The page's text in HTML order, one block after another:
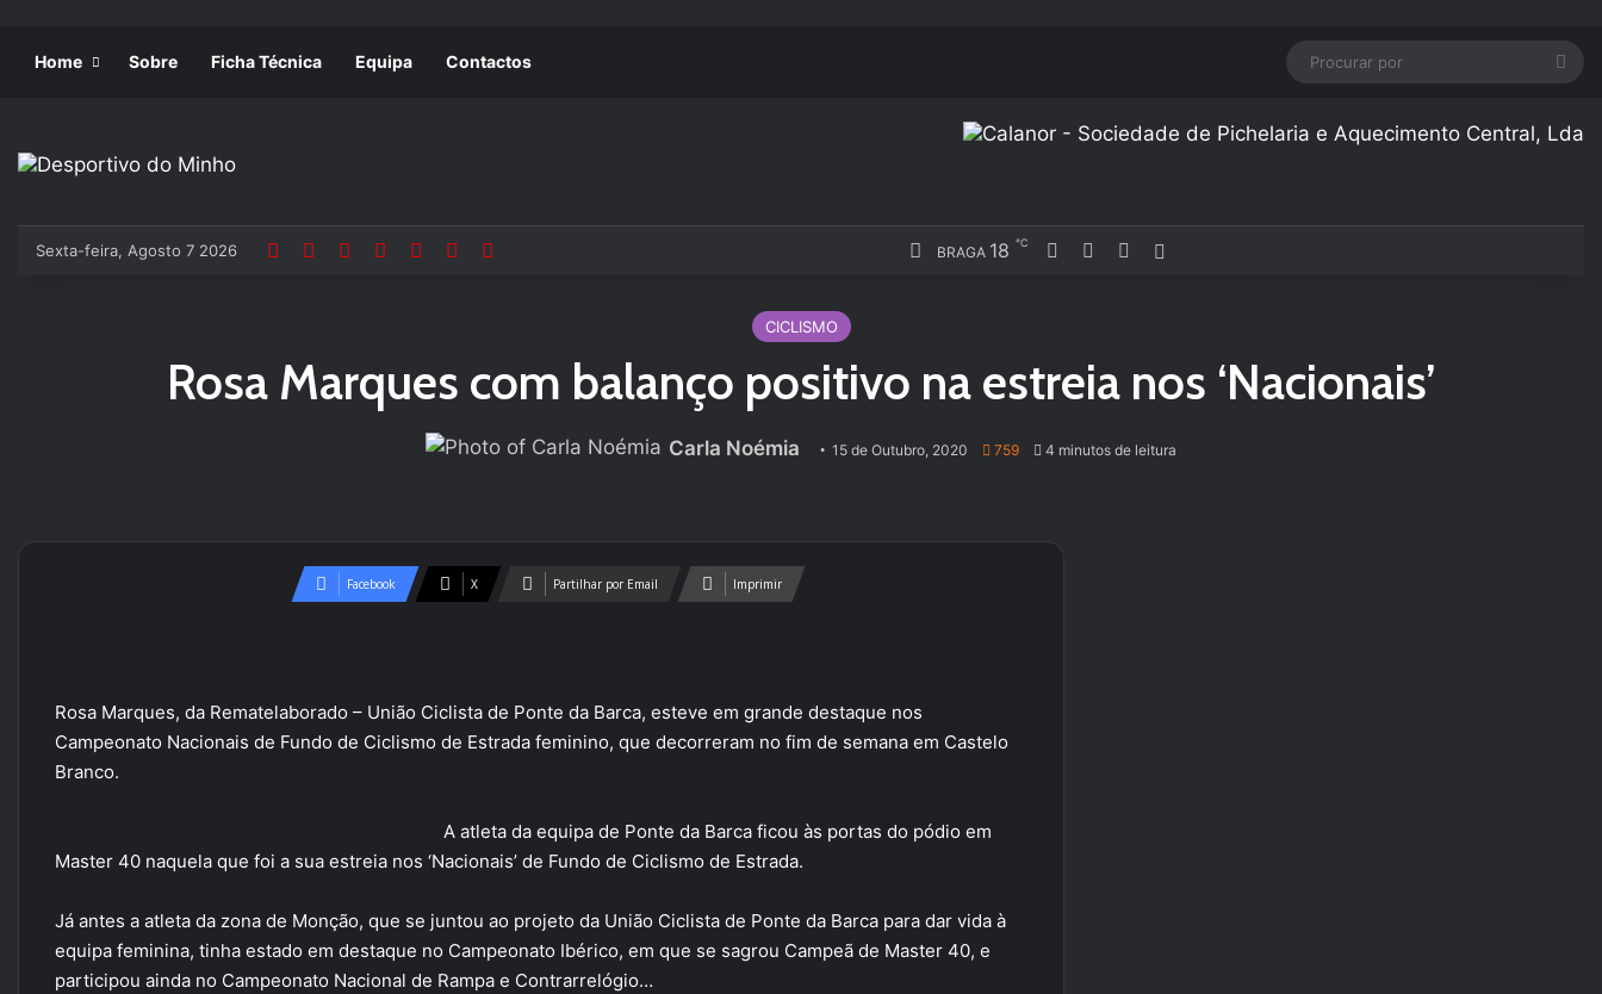
Home Sobre Ficha Técnica Equipa Contactos
Sexta-feira, Agosto 7 2026 BRAGA 18 ℃ FacebookYouTubeInstagram
CICLISMO
Rosa Marques com balanço positivo na estreia nos ‘Nacionais’
Carla Noémia 15 de Outubro, 2020 759 4 minutos de leitura
Facebook X Partilhar por Email Imprimir
Rosa Marques, da Rematelaborado – União Ciclista de Ponte da Barca, esteve em grande destaque nos
Campeonato Nacionais de Fundo de Ciclismo de Estrada feminino, que decorreram no fim de semana em Castelo
Branco.
A atleta da equipa de Ponte da Barca ficou às portas do pódio em
Master 40 naquela que foi a sua estreia nos ‘Nacionais’ de Fundo de Ciclismo de Estrada.
Já antes a atleta da zona de Monção, que se juntou ao projeto da União Ciclista de Ponte da Barca para dar vida à
equipa feminina, tinha estado em destaque no Campeonato Ibérico, em que se sagrou Campeã de Master 40, e
participou ainda no Campeonato Nacional de Rampa e Contrarrelógio…